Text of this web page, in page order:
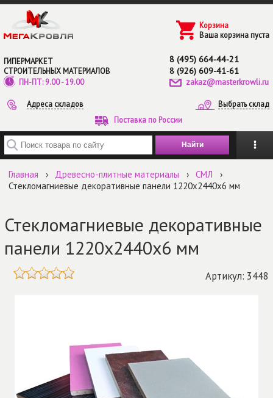
Перейти к основному содержанию
ГИПЕРМАРКЕТ
СТРОИТЕЛЬНЫХ МАТЕРИАЛОВ
ПН-ПТ: 9.00 - 19.00
8 (495) 664-44-21
8 (926) 609-41-61
zakaz@masterkrowli.ru
Адреса складов
Выбрать склад
Поставка по России
Корзина
Ваша корзина пуста
Введите ключевые слова для поиска
Главная › Древесно-плитные материалы › СМЛ
›
Стекломагниевые декоративные панели 1220х2440х6 мм
Стекломагниевые декоративные
панели 1220х2440х6 мм
Артикул: 3448